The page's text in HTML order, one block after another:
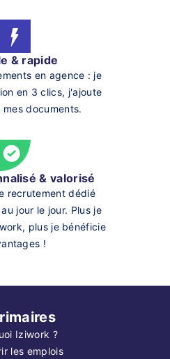
& rapide
en agence : je
en 3 clics, j'ajoute
documents.
& valorisé
recrutement dédié
jour le jour. Plus je
plus je bénéficie
!
Iziwork ?
les emplois